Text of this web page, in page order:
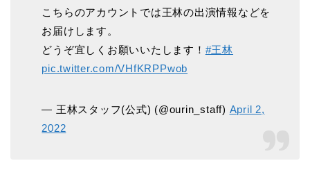
こちらのアカウントでは王林の出演情報などを
お届けします。
どうぞ宜しくお願いいたします！ #王林
pic.twitter.com/VHfKRPPwob
— 王林スタッフ(公式) (@ourin_staff) April 2,
2022